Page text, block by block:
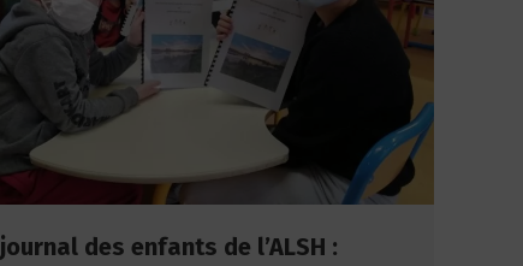
journal des enfants de l’ALSH :